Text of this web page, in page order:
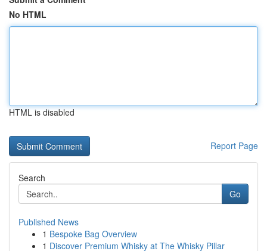
No HTML
HTML is disabled
Report Page
Search
Go
Published News
1 Bespoke Bag Overview
1 Discover Premium Whisky at The Whisky Pillar